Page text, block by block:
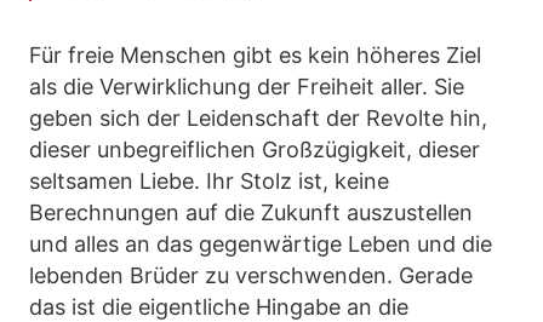
Für freie Menschen gibt es kein höheres Ziel
als die Verwirklichung der Freiheit aller. Sie
geben sich der Leidenschaft der Revolte hin,
dieser unbegreiflichen Großzügigkeit, dieser
seltsamen Liebe. Ihr Stolz ist, keine
Berechnungen auf die Zukunft auszustellen
und alles an das gegenwärtige Leben und die
lebenden Brüder zu verschwenden. Gerade
das ist die eigentliche Hingabe an die